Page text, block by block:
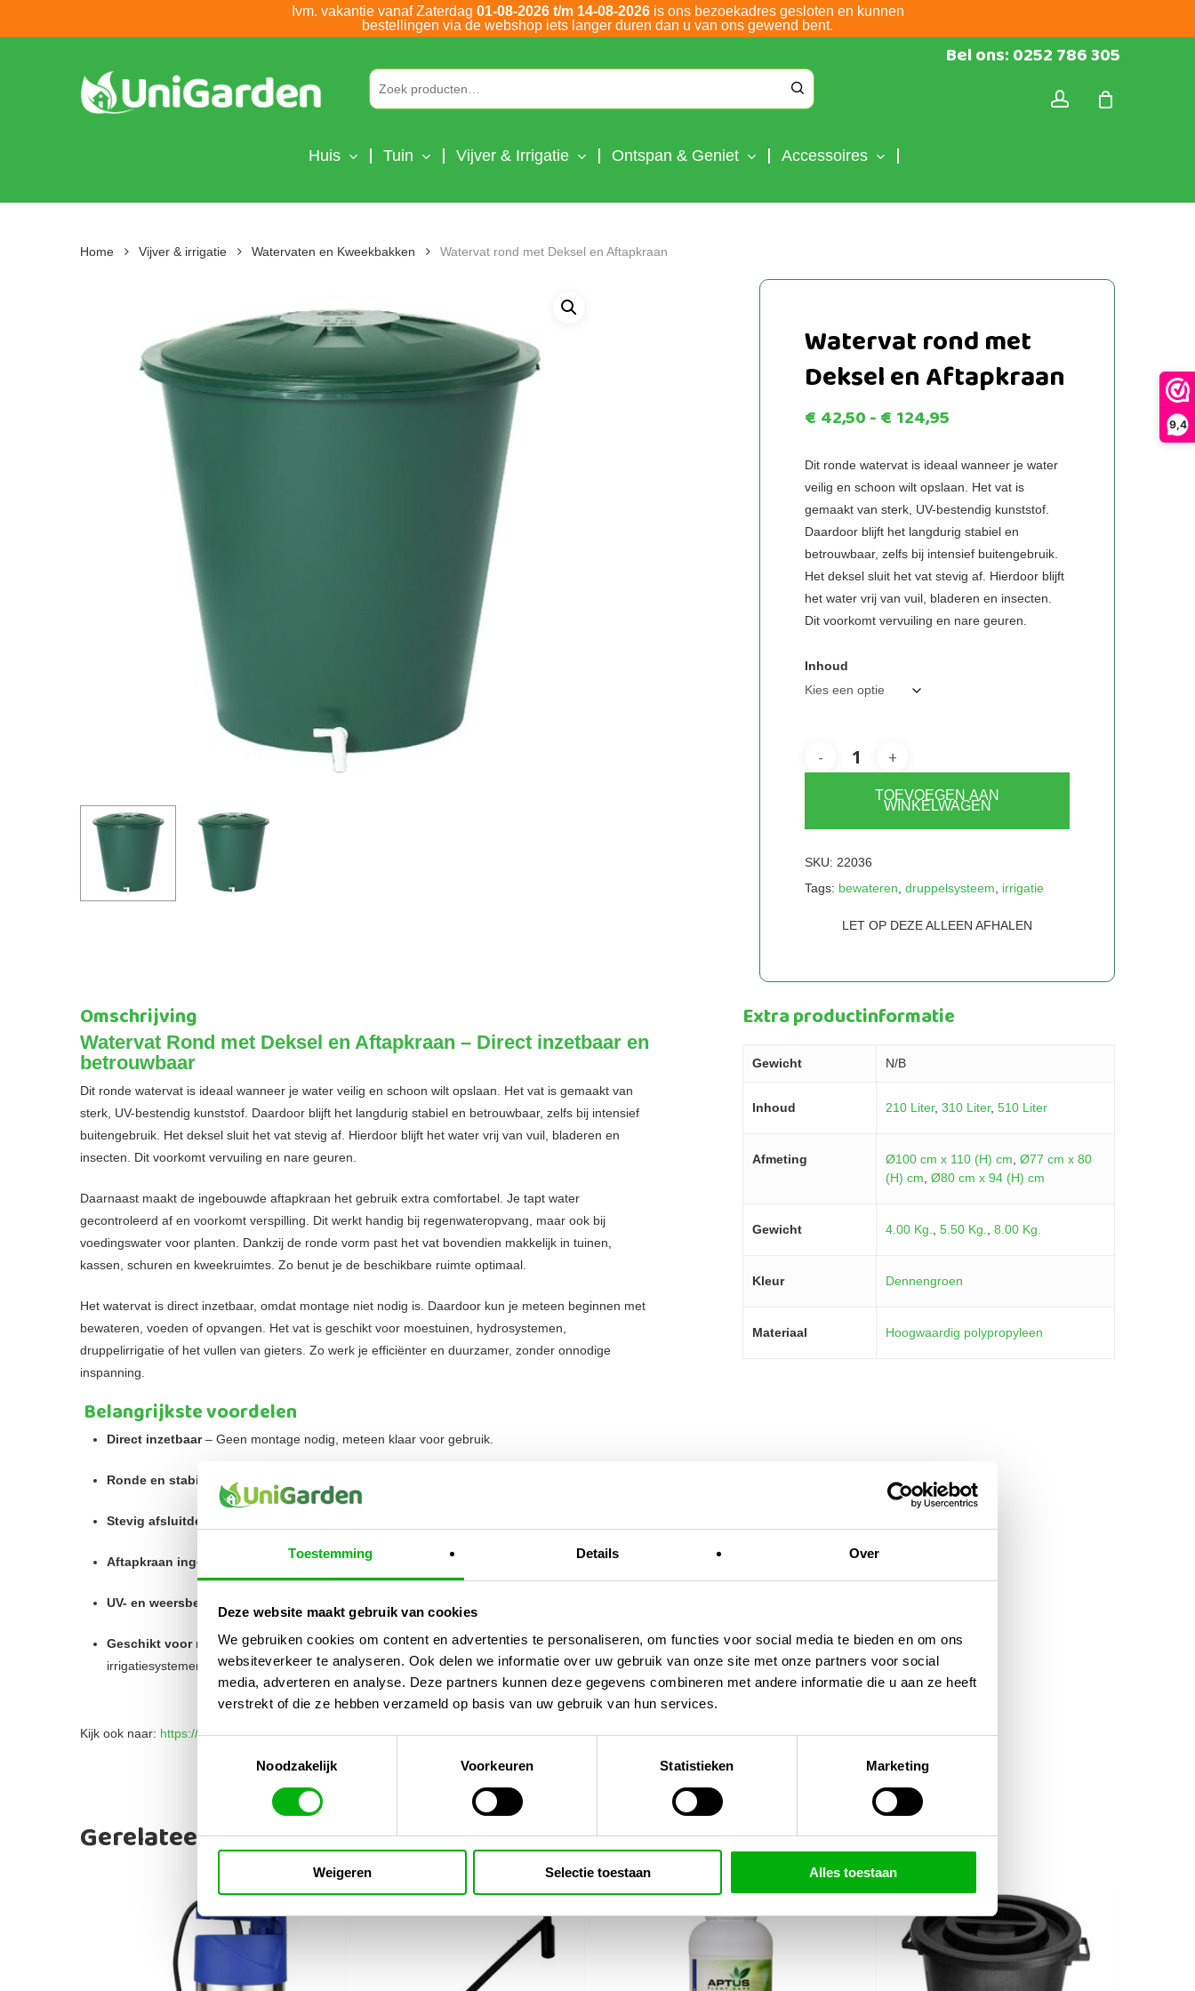
Toestemming Details Over
Deze website maakt gebruik van cookies
We gebruiken cookies om content en advertenties te personaliseren, om functies voor social media te bieden en om ons
websiteverkeer te analyseren. Ook delen we informatie over uw gebruik van onze site met onze partners voor social
media, adverteren en analyse. Deze partners kunnen deze gegevens combineren met andere informatie die u aan ze heeft
verstrekt of die ze hebben verzameld op basis van uw gebruik van hun services.
Noodzakelijk
Voorkeuren Statistieken Marketing
Weigeren Selectie toestaan Alles toestaan
9,4
Ivm. vakantie vanaf Zaterdag 01-08-2026 t/m 14-08-2026is ons bezoekadres gesloten en kunnen
bestellingen via de webshop iets langer duren dan u van ons gewend bent.
Bel ons: 0252 786 305
Huis Tuin Vijver & Irrigatie Ontspan & Geniet Accessoires
Home Vijver & irrigatie Watervaten en Kweekbakken Watervat rond met Deksel en Aftapkraan
Watervat rond met
Deksel en Aftapkraan
€ 42,50-€ 124,95
tot
€124,95
Dit ronde watervat is ideaal wanneer je water
veilig en schoon wilt opslaan. Het vat is
gemaakt van sterk, UV-bestendig kunststof.
Daardoor blijft het langdurig stabiel en
betrouwbaar, zelfs bij intensief buitengebruik.
Het deksel sluit het vat stevig af. Hierdoor blijft
het water vrij van vuil, bladeren en insecten.
Dit voorkomt vervuiling en nare geuren.
Inhoud
TOEVOEGEN AAN
WINKELWAGEN
SKU: 22036
Tags: bewateren druppelsysteem irrigatie
LET OP DEZE ALLEEN AFHALEN
Omschrijving
Watervat Rond met Deksel en Aftapkraan – Direct inzetbaar en
betrouwbaar
Dit ronde watervat is ideaal wanneer je water veilig en schoon wilt opslaan. Het vat is gemaakt van
sterk, UV-bestendig kunststof. Daardoor blijft het langdurig stabiel en betrouwbaar, zelfs bij intensief
buitengebruik. Het deksel sluit het vat stevig af. Hierdoor blijft het water vrij van vuil, bladeren en
insecten. Dit voorkomt vervuiling en nare geuren.
Daarnaast maakt de ingebouwde aftapkraan het gebruik extra comfortabel. Je tapt water
gecontroleerd af en voorkomt verspilling. Dit werkt handig bij regenwateropvang, maar ook bij
voedingswater voor planten. Dankzij de ronde vorm past het vat bovendien makkelijk in tuinen,
kassen, schuren en kweekruimtes. Zo benut je de beschikbare ruimte optimaal.
Het watervat is direct inzetbaar, omdat montage niet nodig is. Daardoor kun je meteen beginnen met
bewateren, voeden of opvangen. Het vat is geschikt voor moestuinen, hydrosystemen,
druppelirrigatie of het vullen van gieters. Zo werk je efficiënter en duurzamer, zonder onnodige
inspanning.
Belangrijkste voordelen
Direct inzetbaar– Geen montage nodig, meteen klaar voor gebruik.
Ronde en stabiele vorm
Stevig afsluitdeksel
Aftapkraan ingebouwd – Eenvoudig, snel en gecontroleerd water aftappen.
UV- en weersbestendig kunststof
Geschikt voor meerdere toepassingen– Regenwater, voedingsoplossingen of
irrigatiesystemen.
Kijk ook naar: https://unigarden.nl/product/aquaking-dompelpomp/
Extra productinformatie
Gewicht N/B
Inhoud 210 Liter, 310 Liter, 510 Liter
Afmeting Ø100 cm x 110 (H) cm Ø77 cm x 80
(H) cm Ø80 cm x 94 (H) cm
Gewicht 4.00 Kg. 5.50 Kg. 8.00 Kg.
Kleur Dennengroen
Materiaal Hoogwaardig polypropyleen
Gerelateerde producten